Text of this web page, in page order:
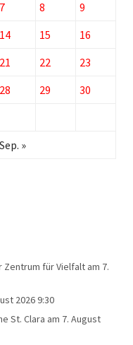
7 8
9
14 15
16
21 22
23
28 29
30
Sep. »
Zentrum für Vielfalt am 7.
2026 9:30
St. Clara am 7. August